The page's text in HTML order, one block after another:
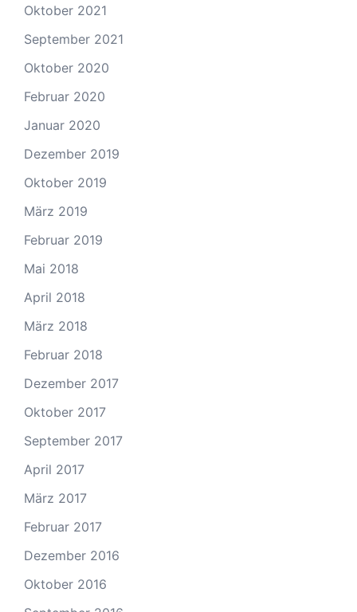
Oktober 2021
September 2021
Oktober 2020
Februar 2020
Januar 2020
Dezember 2019
Oktober 2019
März 2019
Februar 2019
Mai 2018
April 2018
März 2018
Februar 2018
Dezember 2017
Oktober 2017
September 2017
April 2017
März 2017
Februar 2017
Dezember 2016
Oktober 2016